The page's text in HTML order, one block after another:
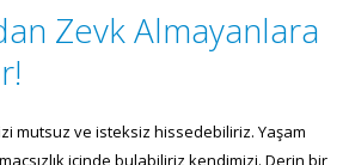
Zevk Almayanlara
mutsuz ve isteksiz hissedebiliriz. Yaşam
içinde bulabiliriz kendimizi. Derin bir